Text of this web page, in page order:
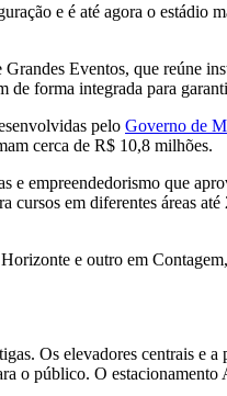
e é até agora o estádio
Eventos, que reúne
de forma integrada para
pelo Governo de
cerca de R$ 10,8 milhões.
e empreendedorismo que
em diferentes áreas
e outro em
Os elevadores centrais e a
o público. O